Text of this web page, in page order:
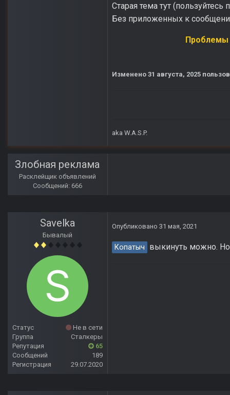
Старая тема тут
Без приложенных к
Проблемы
Изменено 31 августа, 2025
aka W.A.S.P.
Злобная реклама
Расклейщик объявлений
Сообщений: 666
Savelka
Бывалый
Статус
Не в сети
Группа
Сталкеры
Репутация
65
Сообщений
189
Регистрация
29.07.2020
Опубликовано 31 мая, 2021
Копатыч выкинуть можно. Но